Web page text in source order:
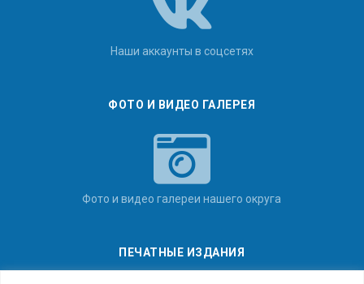
Наши аккаунты в соцсетях
ФОТО И ВИДЕО ГАЛЕРЕЯ
Фото и видео галереи нашего округа
ПЕЧАТНЫЕ ИЗДАНИЯ